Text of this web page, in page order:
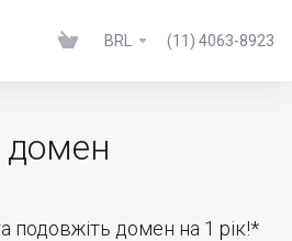
BRL (11) 4063-8923
домен
подовжіть домен на 1 рік!*